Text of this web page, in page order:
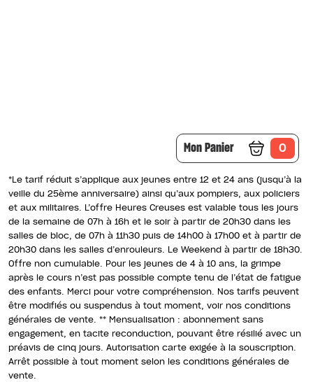
Mon Panier 0
*Le tarif réduit s’applique aux jeunes entre 12 et 24 ans (jusqu’à la
veille du 25ème anniversaire) ainsi qu’aux pompiers, aux policiers
et aux militaires. L’offre Heures Creuses est valable tous les jours
de la semaine de 07h à 16h et le soir à partir de 20h30 dans les
salles de bloc, de 07h à 11h30 puis de 14h00 à 17h00 et à partir de
20h30 dans les salles d’enrouleurs. Le Weekend à partir de 18h30.
Offre non cumulable. Pour les jeunes de 4 à 10 ans, la grimpe
après le cours n’est pas possible compte tenu de l’état de fatigue
des enfants. Merci pour votre compréhension. Nos tarifs peuvent
être modifiés ou suspendus à tout moment, voir nos conditions
générales de vente. ** Mensualisation : abonnement sans
engagement, en tacite reconduction, pouvant être résilié avec un
préavis de cinq jours. Autorisation carte exigée à la souscription.
Arrêt possible à tout moment selon les conditions générales de
vente.